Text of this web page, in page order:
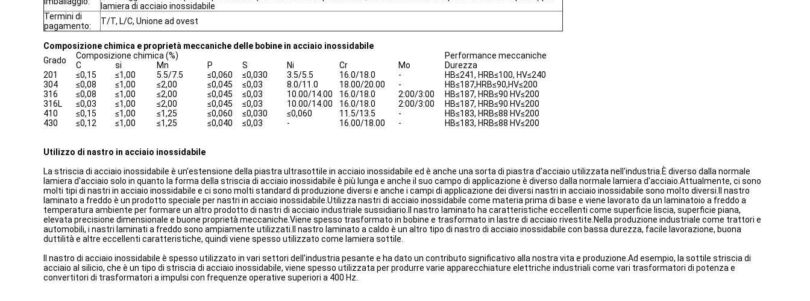
lamiera di acciaio inossidabile
Termini di
pagamento:
T/T, L/C, Unione ad ovest
Composizione chimica e proprietà meccaniche delle bobine in acciaio inossidabile
Grado
Composizione chimica (%)
Performance meccaniche
C
si Mn P S Ni Cr Mo
Durezza
201
≤0,15 ≤1,00 5.5/7.5 ≤0,060 ≤0,030 3.5/5.5 16.0/18.0 -
HB≤241, HRB≤100, HV≤240
304
≤0,08 ≤1,00 ≤2,00 ≤0,045 ≤0,03 8.0/11.0 18.00/20.00 -
HB≤187,HRB≤90,HV≤200
316
≤0,08 ≤1,00 ≤2,00 ≤0,045 ≤0,03 10.00/14.00 16.0/18.0 2:00/3:00
HB≤187, HRB≤90 HV≤200
316L
≤0,03 ≤1,00 ≤2,00 ≤0,045 ≤0,03 10.00/14.00 16.0/18.0 2:00/3:00
HB≤187, HRB≤90 HV≤200
410
≤0,15 ≤1,00 ≤1,25 ≤0,060 ≤0,030 ≤0,060 11.5/13.5 -
HB≤183, HRB≤88 HV≤200
430
≤0,12 ≤1,00 ≤1,25 ≤0,040 ≤0,03 - 16.00/18.00 - HB≤183, HRB≤88 HV≤200
Utilizzo di nastro in acciaio inossidabile
La striscia di acciaio inossidabile è un'estensione della piastra ultrasottile in acciaio inossidabile ed è anche una sorta di piastra d'acciaio utilizzata nell'industria.È diverso dalla normale
lamiera d'acciaio solo in quanto la forma della striscia di acciaio inossidabile è più lunga e anche il suo campo di applicazione è diverso dalla normale lamiera d'acciaio.Attualmente, ci sono
molti tipi di nastri in acciaio inossidabile e ci sono molti standard di produzione diversi e anche i campi di applicazione dei diversi nastri in acciaio inossidabile sono molto diversi.Il nastro
laminato a freddo è un prodotto speciale per nastri in acciaio inossidabile.Utilizza nastri di acciaio inossidabile come materia prima di base e viene lavorato da un laminatoio a freddo a
temperatura ambiente per formare un altro prodotto di nastri di acciaio industriale sussidiario.Il nastro laminato ha caratteristiche eccellenti come superficie liscia, superficie piana,
elevata precisione dimensionale e buone proprietà meccaniche.Viene spesso trasformato in bobine e trasformato in lastre di acciaio rivestite.Nella produzione industriale come trattori e
automobili, i nastri laminati a freddo sono ampiamente utilizzati.Il nastro laminato a caldo è un altro tipo di nastro di acciaio inossidabile con bassa durezza, facile lavorazione, buona
duttilità e altre eccellenti caratteristiche, quindi viene spesso utilizzato come lamiera sottile.
Il nastro di acciaio inossidabile è spesso utilizzato in vari settori dell'industria pesante e ha dato un contributo significativo alla nostra vita e produzione.Ad esempio, la sottile striscia di
acciaio al silicio, che è un tipo di striscia di acciaio inossidabile, viene spesso utilizzata per produrre varie apparecchiature elettriche industriali come vari trasformatori di potenza e
convertitori di trasformatori a impulsi con frequenze operative superiori a 400 Hz.